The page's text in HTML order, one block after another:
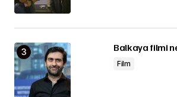
Balkaya filmi
Film